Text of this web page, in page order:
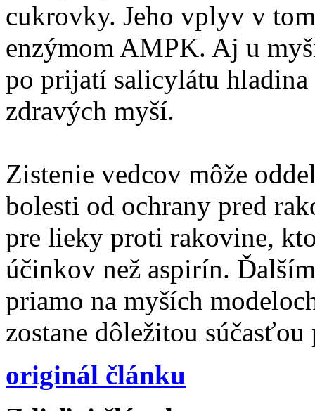
cukrovky. Jeho vplyv v
enzýmom AMPK. Aj u
po prijatí salicylátu
zdravých myší.
Zistenie vedcov môže
bolesti od ochrany pred
pre lieky proti rakovine,
účinkov než aspirín.
priamo na myších
zostane dôležitou
originál článku